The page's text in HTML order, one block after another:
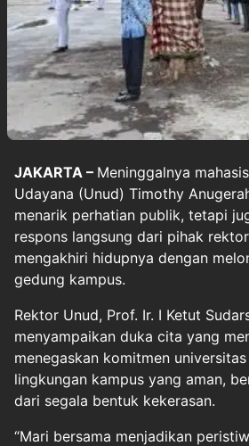
JAKARTA – Meninggalnya
Udayana (Unud) Timothy
menarik perhatian publik, tetapi
respons langsung dari pihak
mengakhiri hidupnya dengan
gedung kampus.
Rektor Unud, Prof. Ir. I Ketut
menyampaikan duka cita yang
menegaskan komitmen
lingkungan kampus yang aman,
dari segala bentuk kekerasan.
“Mari bersama menjadikan